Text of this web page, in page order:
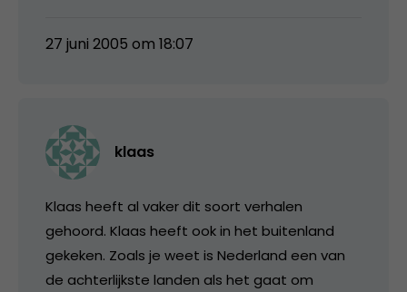
27 juni 2005 om 18:07
klaas
Klaas heeft al vaker dit soort verhalen
gehoord. Klaas heeft ook in het buitenland
gekeken. Zoals je weet is Nederland een van
de achterlijkste landen als het gaat om